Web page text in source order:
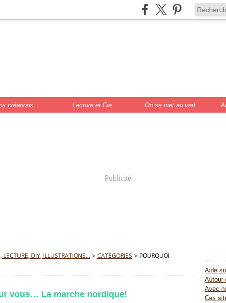
créations Lecture et Cie On se met au vert
Publicité
LECTURE, DIY, ILLUSTRATIONS... > CATEGORIES > POURQUOI
vous… La marche nordique!
Aide
Autour
Avec
Ces